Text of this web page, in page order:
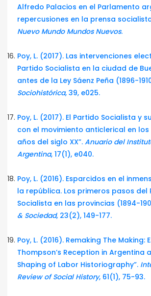
Alfredo Palacios en el Parlamento
repercusiones en la prensa
Nuevo Mundo Mundos Nuevos.
Poy, L. (2017). Las intervenciones
Partido Socialista en la ciudad de
antes de la Ley Sáenz Peña (1896-
Sociohistórica, 39, e025.
Poy, L. (2017). El Partido Socialista y
con el movimiento anticlerical en
años del siglo XX”. Anuario del
Argentina, 17(1), e040.
Poy, L. (2016). Esparcidos en el
la república. Los primeros pasos del
Socialista en las provincias (1894-
& Sociedad, 23(2), 149-177.
Poy, L. (2016). Remaking The Making:
Thompson’s Reception in Argentina
Shaping of Labor Historiography”.
Review of Social History, 61(1), 75-93.